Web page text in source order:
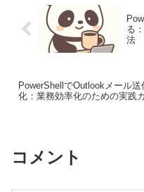
る
法
PowerShellでOutlookメール送
化：業務効率化のための実践
コメント